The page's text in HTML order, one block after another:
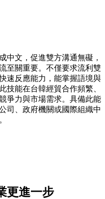
中文，促進雙方溝通無礙，
至關重要。不僅要求流利雙
速反應能力，能掌握語境與
技能在台韓經貿合作頻繁、
爭力與市場需求。具備此能
司、政府機關或國際組織中
更進一步